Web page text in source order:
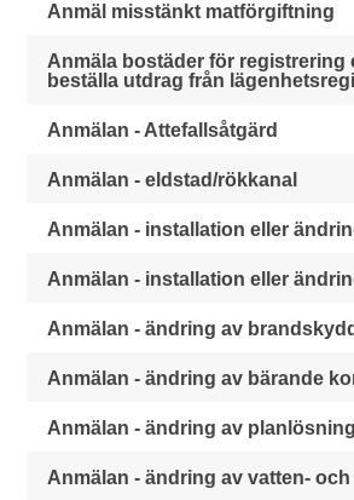
Anmäl misstänkt matförgiftning
Anmäla bostäder för registrering
beställa utdrag från
Anmälan - Attefallsåtgärd
Anmälan - eldstad/rökkanal
Anmälan - installation eller
Anmälan - installation eller
Anmälan - ändring av brandskydd
Anmälan - ändring av bärande
Anmälan - ändring av planlösning
Anmälan - ändring av vatten-